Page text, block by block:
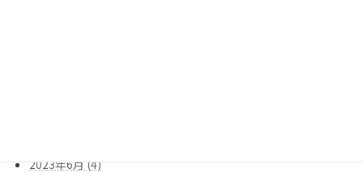
2023年6月 (4)